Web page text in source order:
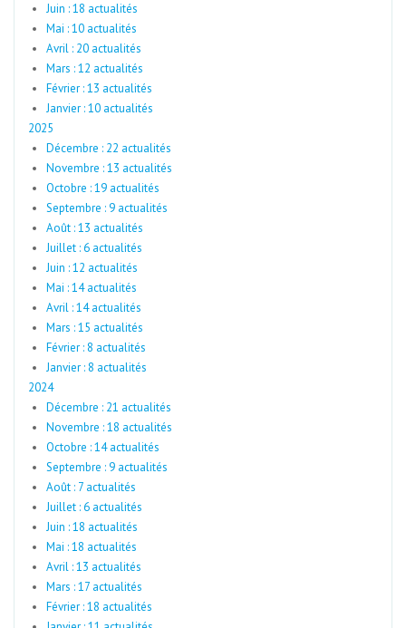
Juin : 18 actualités
Mai : 10 actualités
Avril : 20 actualités
Mars : 12 actualités
Février : 13 actualités
Janvier : 10 actualités
2025
Décembre : 22 actualités
Novembre : 13 actualités
Octobre : 19 actualités
Septembre : 9 actualités
Août : 13 actualités
Juillet : 6 actualités
Juin : 12 actualités
Mai : 14 actualités
Avril : 14 actualités
Mars : 15 actualités
Février : 8 actualités
Janvier : 8 actualités
2024
Décembre : 21 actualités
Novembre : 18 actualités
Octobre : 14 actualités
Septembre : 9 actualités
Août : 7 actualités
Juillet : 6 actualités
Juin : 18 actualités
Mai : 18 actualités
Avril : 13 actualités
Mars : 17 actualités
Février : 18 actualités